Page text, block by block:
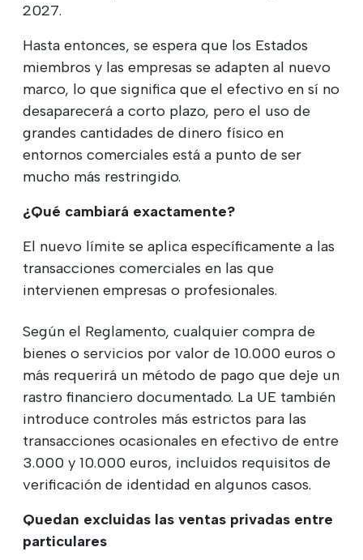
2027.
Hasta entonces, se espera que los Estados
miembros y las empresas se adapten al nuevo
marco, lo que significa que el efectivo en sí no
desaparecerá a corto plazo, pero el uso de
grandes cantidades de dinero físico en
entornos comerciales está a punto de ser
mucho más restringido.
¿Qué cambiará exactamente?
El nuevo límite se aplica específicamente a las
transacciones comerciales en las que
intervienen empresas o profesionales.
Según el Reglamento, cualquier compra de
bienes o servicios por valor de 10.000 euros o
más requerirá un método de pago que deje un
rastro financiero documentado. La UE también
introduce controles más estrictos para las
transacciones ocasionales en efectivo de entre
3.000 y 10.000 euros, incluidos requisitos de
verificación de identidad en algunos casos.
Quedan excluidas las ventas privadas entre
particulares